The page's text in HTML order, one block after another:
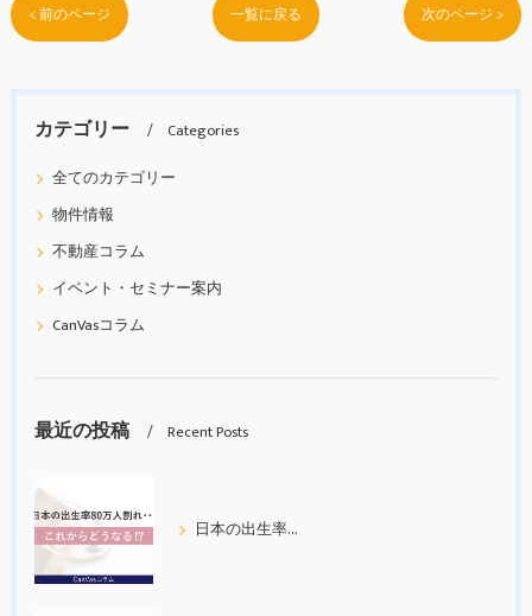
< 前のページ 一覧に戻る 次のページ >
カテゴリー
Categories
全てのカテゴリー
物件情報
不動産コラム
イベント・セミナー案内
CanVasコラム
最近の投稿 Recent Posts
日本の出生率80万人割れ